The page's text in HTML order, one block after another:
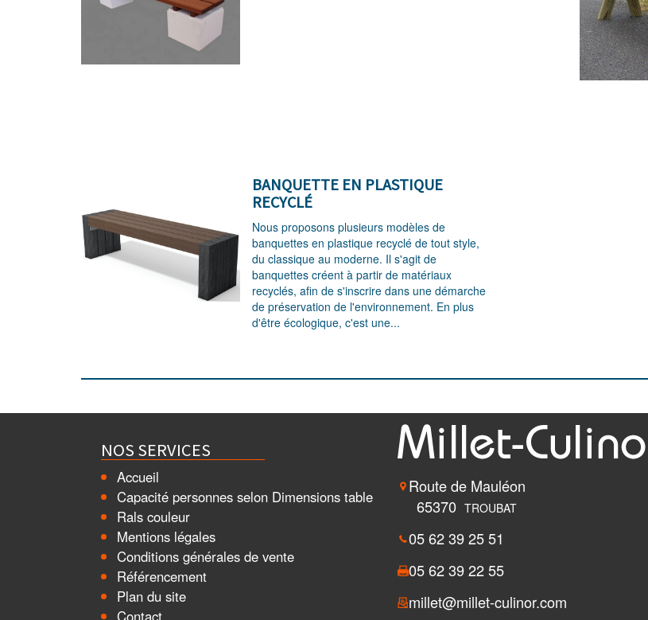
BANQUETTE EN PLASTIQUE
RECYCLÉ
Nous proposons plusieurs modèles de
banquettes en plastique recyclé de tout style,
du classique au moderne. Il s'agit de
banquettes créent à partir de matériaux
recyclés, afin de s'inscrire dans une démarche
de préservation de l'environnement. En plus
d'être écologique, c'est une...
Route de Mauléon
65370 TROUBAT
05 62 39 25 51
05 62 39 22 55
millet@millet-culinor.com
NOS SERVICES
Accueil
Capacité personnes selon Dimensions table
Rals couleur
Mentions légales
Conditions générales de vente
Référencement
Plan du site
Contact